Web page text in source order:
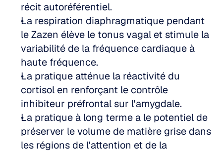
récit autoréférentiel.
La respiration diaphragmatique pendant
le Zazen élève le tonus vagal et stimule la
variabilité de la fréquence cardiaque à
haute fréquence.
La pratique atténue la réactivité du
cortisol en renforçant le contrôle
inhibiteur préfrontal sur l'amygdale.
La pratique à long terme a le potentiel de
préserver le volume de matière grise dans
les régions de l'attention et de la